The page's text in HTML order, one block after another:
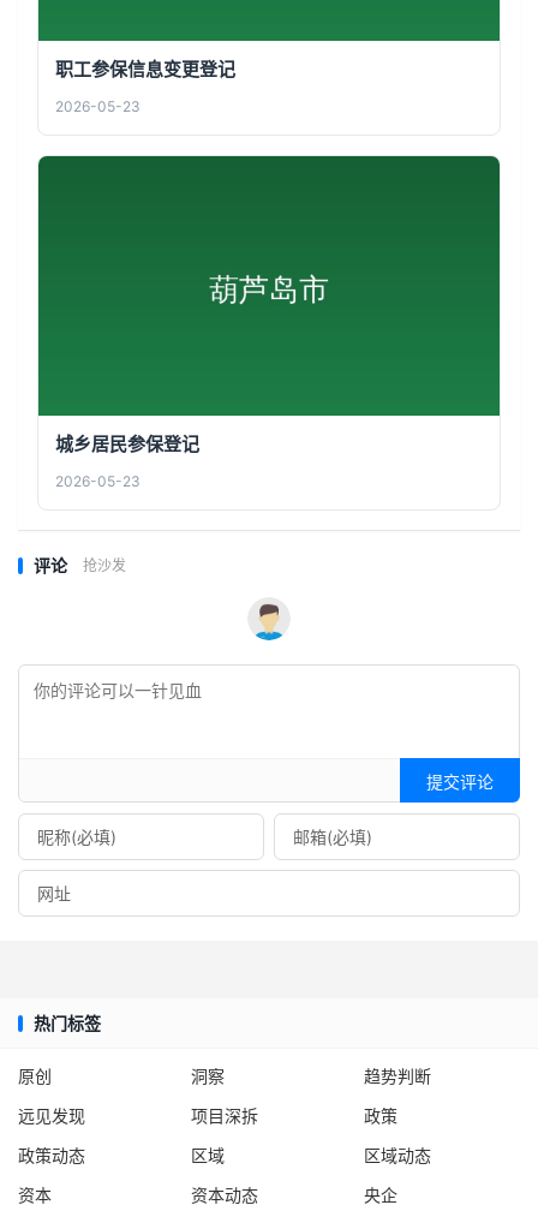
职工参保信息变更登记
2026-05-23
城乡居民参保登记
2026-05-23
评论 抢沙发
提交评论
热门标签
原创 洞察
趋势判断
远见发现
项目深拆
政策
政策动态
区域
区域动态
资本
资本动态 央企